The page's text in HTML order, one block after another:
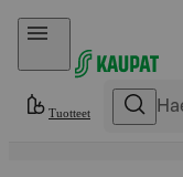
Hyppää sisältöön
Tuotteet